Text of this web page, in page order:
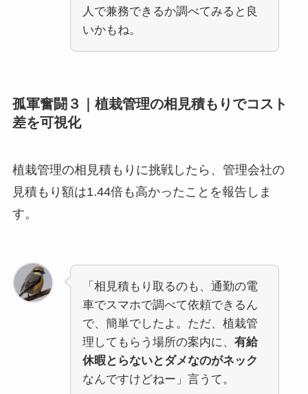
人で兼務できるか調べてみると良
いかもね。
孤軍奮闘３｜植栽管理の相見積もりでコスト
差を可視化
植栽管理の相見積もりに挑戦したら、管理会社の
見積もり額は1.44倍も高かったことを報告しま
す。
「相見積もり取るのも、通勤の電
車でスマホで調べて依頼できるん
で、簡単でしたよ。ただ、植栽管
理してもらう場所の案内に、 有給
休暇とらないとダメなのがネック
なんですけどねー」言うて。